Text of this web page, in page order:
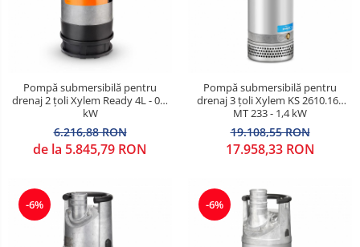
Pompă submersibilă pentru
drenaj 2 țoli Xylem Ready 4L - 0,4
kW
6.216,88 RON
de la 5.845,79 RON
Pompă submersibilă pentru
drenaj 3 țoli Xylem KS 2610.160
MT 233 - 1,4 kW
19.108,55 RON
17.958,33 RON
-6% -6%